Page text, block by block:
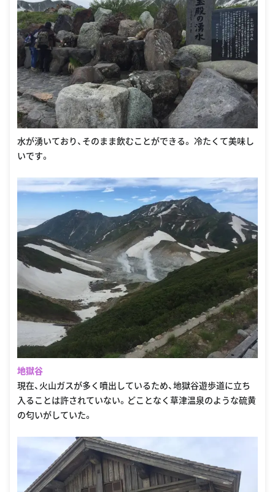
水が湧いており、そのまま飲むことができる。 冷たくて美味し
いです。
地獄谷
現在、火山ガスが多く噴出しているため、地獄谷遊歩道に立ち
入ることは許されていない。どことなく草津温泉のような硫黄
の匂いがしていた。